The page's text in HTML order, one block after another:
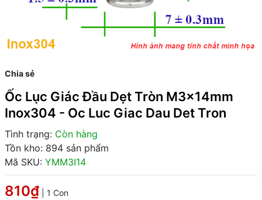
Chia sẻ
Ốc Lục Giác Đầu Dẹt Tròn M3x14mm
Inox304 - Oc Luc Giac Dau Det Tron
Tình trạng: Còn hàng
Tồn kho: 894 sản phẩm
Mã SKU: YMM3I14
810₫ | 1 Con